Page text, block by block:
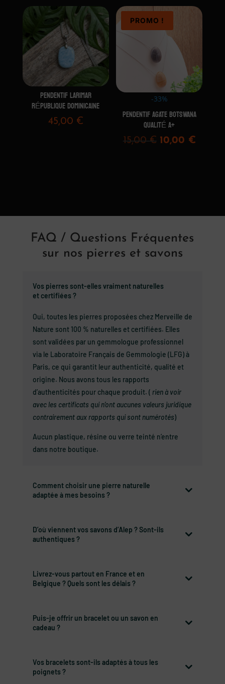
PENDENTIF LARIMAR
RÉPUBLIQUE DOMINICAINE
45,00 €
PROMO !
-33%
PENDENTIF AGATE BOTSWANA
QUALITÉ A+
15,00 € Le
10,00 €Le
FAQ / Questions Fréquentes
sur nos pierres et savons
Vos pierres sont-elles vraiment naturelles
et certifiées ?
Oui, toutes les pierres proposées chez Merveille de
Nature sont 100 % naturelles et certifiées. Elles
sont validées par un gemmologue professionnel
via le Laboratoire Français de Gemmologie (LFG) à
Paris, ce qui garantit leur authenticité, qualité et
origine. Nous avons tous les rapports
d’authenticités pour chaque produit. ( rien à voir
avec les certificats qui n’ont aucunes valeurs juridique
contrairement aux rapports qui sont numérotés)
Aucun plastique, résine ou verre teinté n’entre
dans notre boutique.
Comment choisir une pierre naturelle
adaptée à mes besoins ?
D’où viennent vos savons d’Alep ? Sont-ils
authentiques ?
Livrez-vous partout en France et en
Belgique ? Quels sont les délais ?
Puis-je offrir un bracelet ou un savon en
cadeau ?
Vos bracelets sont-ils adaptés à tous les
poignets ?